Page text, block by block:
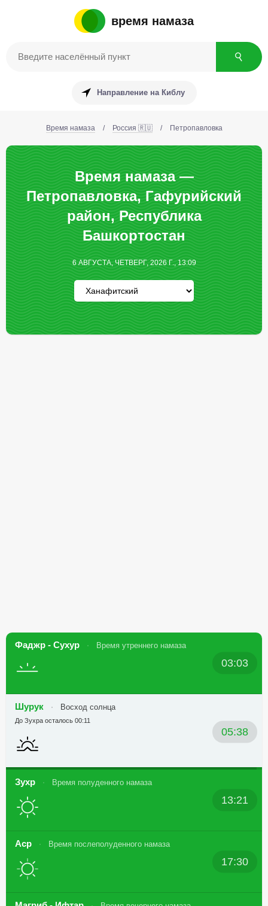
время намаза
Направление на Киблу
Время намаза / Россия 🇷🇺 / Петропавловка
Время намаза —
Петропавловка, Гафурийский
район, Республика
Башкортостан
6 АВГУСТА, ЧЕТВЕРГ, 2026 Г., 13:09
Фаджр - Сухур Время утреннего намаза
03:03
Шурук Восход солнца
05:38
До Зухра осталось 00:11
Зухр Время полуденного намаза
13:21
Аср Время послеполуденного намаза
17:30